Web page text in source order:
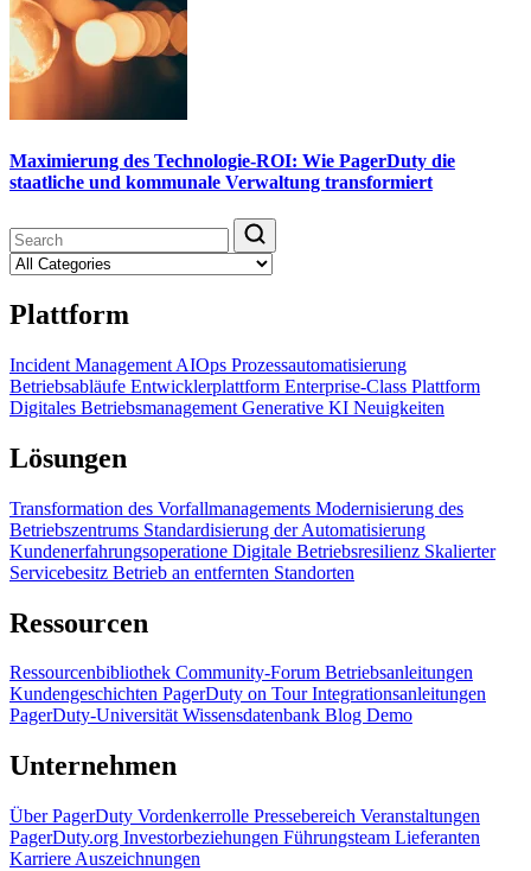
Maximierung des Technologie-ROI: Wie PagerDuty die
staatliche und kommunale Verwaltung transformiert
Plattform
Incident Management AIOps Prozessautomatisierung
Betriebsabläufe Entwicklerplattform Enterprise-Class Plattform
Digitales Betriebsmanagement Generative KI Neuigkeiten
Lösungen
Transformation des Vorfallmanagements Modernisierung des
Betriebszentrums Standardisierung der Automatisierung
Kundenerfahrungsoperatione Digitale Betriebsresilienz Skalierter
Servicebesitz Betrieb an entfernten Standorten
Ressourcen
Ressourcenbibliothek Community-Forum Betriebsanleitungen
Kundengeschichten PagerDuty on TourIntegrationsanleitungen
PagerDuty-UniversitätWissensdatenbank Blog Demo
Unternehmen
Über PagerDuty Vordenkerrolle Pressebereich Veranstaltungen
PagerDuty.org Investorbeziehungen Führungsteam Lieferanten
Karriere Auszeichnungen